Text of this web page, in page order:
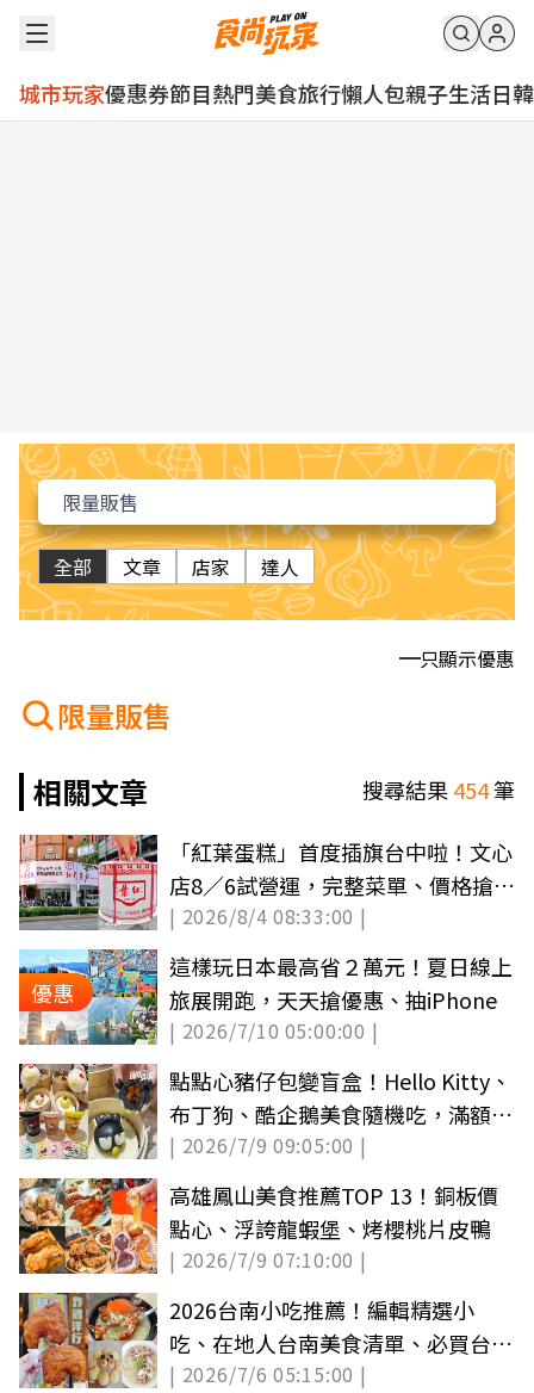
城市玩家優惠券節目熱門美食旅行懶人包親子生活日韓
全部 文章 店家 達人
只顯示優惠
限量販售
相關文章
搜尋結果454筆
「紅葉蛋糕」首度插旗台中啦！文心
店8／6試營運，完整菜單、價格搶先
看
| 2026/8/4 08:33:00 |
優惠
這樣玩日本最高省２萬元！夏日線上
旅展開跑，天天搶優惠、抽iPhone
| 2026/7/10 05:00:00 |
點點心豬仔包變盲盒！Hello Kitty、
布丁狗、酷企鵝美食隨機吃，滿額贈
盲卡包
| 2026/7/9 09:05:00 |
高雄鳳山美食推薦TOP 13！銅板價
點心、浮誇龍蝦堡、烤櫻桃片皮鴨
| 2026/7/9 07:10:00 |
2026台南小吃推薦！編輯精選小
吃、在地人台南美食清單、必買台南
伴手禮
| 2026/7/6 05:15:00 |